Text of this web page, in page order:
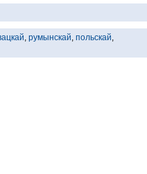
, румынскай, польскай,